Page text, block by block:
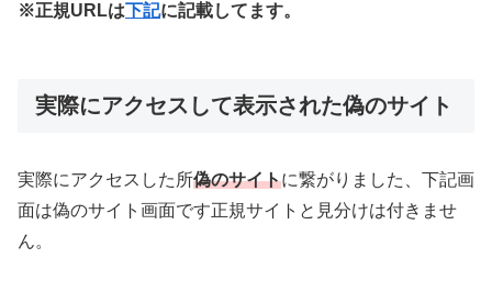
※正規URLは下記に記載してます。
実際にアクセスして表示された偽のサイト
実際にアクセスした所偽のサイトに繋がりました、下記画
面は偽のサイト画面です正規サイトと見分けは付きませ
ん。